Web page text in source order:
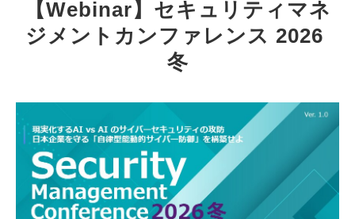
媒体資料ダウンロード
活用事例
ブログ
【Webinar】セキュリティマネ
ジメントカンファレンス 2026
冬